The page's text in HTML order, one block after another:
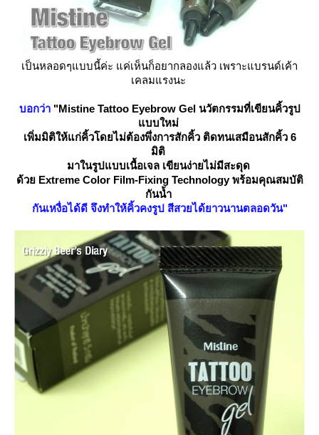
เป็นหลอดๆแบบนี้ค่ะ แค่เห็นก็อยากลองแล้ว เพราะแบรนด์เค้า
เคลมแรงนะ
บอกว่า "Mistine Tattoo Eyebrow Gel นวัตกรรมที่เขียนคิ้วรูป
บบใหม่
เพิ่มมิติให้แก่คิ้วดยไม่ต้องพึ่งการสักคิ้ว ติดทนเสมือนสักคิ้ว 6
มิติ
มาในรูปแบบเนื้อเจล เขียนง่าไม่มีสะดุด
ด้วย Extreme Color Film-Fixing Technology พร้อมคุณสมบัติ
กันน้ำ
กันเหงื่อได้ดี จึงทำให้คิ้วคงรูป สีสวยได้ยาวนานตลอดวัน"